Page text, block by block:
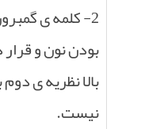
2- کلمه ی
بودن نون و
بالا نظریه ی
نیست.